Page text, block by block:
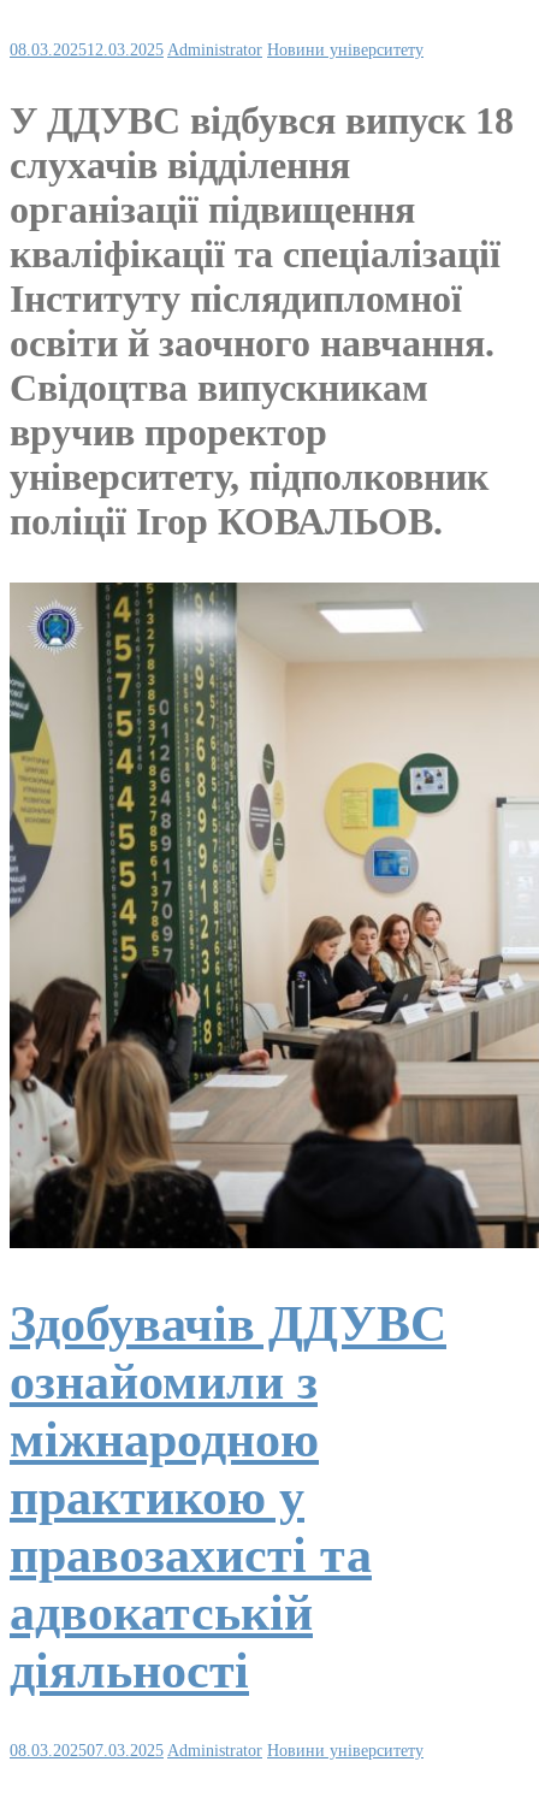
08.03.202512.03.2025 Administrator Новини університету
У ДДУВС відбувся випуск 18
слухачів відділення
організації підвищення
кваліфікації та спеціалізації
Інституту післядипломної
освіти й заочного навчання.
Свідоцтва випускникам
вручив проректор
університету, підполковник
поліції Ігор КОВАЛЬОВ.
Здобувачів ДДУВС
ознайомили з
міжнародною
практикою у
правозахисті та
адвокатській
діяльності
08.03.202507.03.2025 Administrator Новини університету